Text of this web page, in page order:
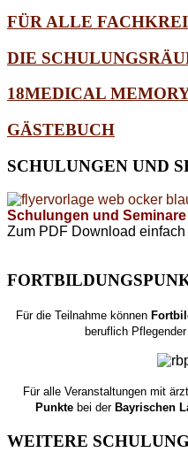
FÜR ALLE
DIE
18MEDICAL
GÄSTEBUCH
SCHULUNGEN UND
Schulungen und Seminare
Zum PDF Download
Für die Teilnahme können
beruflich
Für alle Veranstaltungen mit
Punkte bei derBayrischen
WEITERE